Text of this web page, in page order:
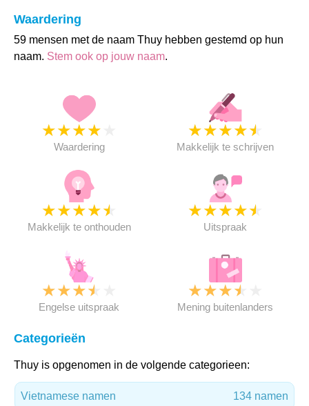
Waardering
59 mensen met de naam Thuy hebben gestemd op hun
naam. Stem ook op jouw naam.
★★★★
Waardering
★★★★★
Makkelijk te schrijven
★★★★★
Makkelijk te onthouden
★★★★★
Uitspraak
★★★★
Engelse uitspraak
★★★★
Mening buitenlanders
Categorieën
Thuy is opgenomen in de volgende categorieen:
Vietnamese namen 134 namen